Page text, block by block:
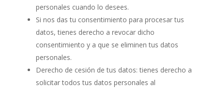
personales cuando lo desees.
Si nos das tu consentimiento para procesar tus
datos, tienes derecho a revocar dicho
consentimiento y a que se eliminen tus datos
personales.
Derecho de cesión de tus datos: tienes derecho a
solicitar todos tus datos personales al